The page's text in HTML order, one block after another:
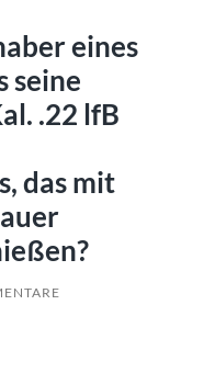
eines
seine
.22 lfB
das mit